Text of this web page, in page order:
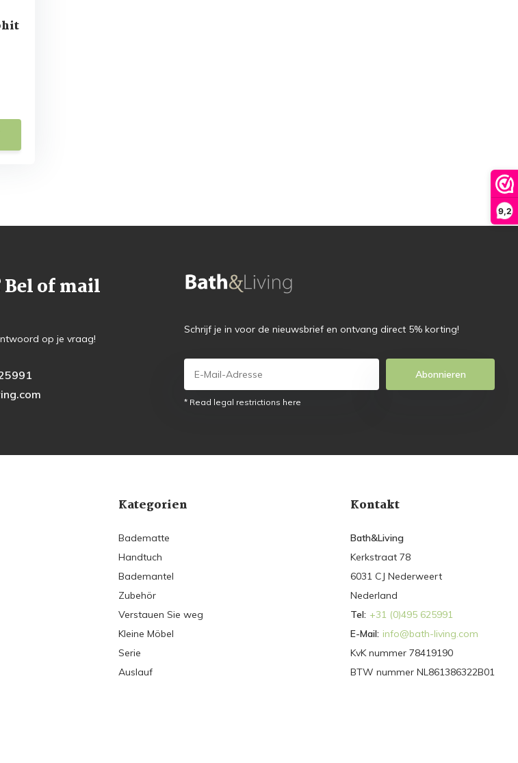
9,2
Bel of mail
op je vraag!
Schrijf je in voor de nieuwsbrief en ontvang direct 5% korting!
Abonnieren
* Read legal restrictions here
Kategorien
Badematte
Handtuch
Bademantel
Zubehör
Verstauen Sie weg
Kleine Möbel
Serie
Auslauf
Kontakt
Bath&Living
Kerkstraat 78
6031 CJ Nederweert
Nederland
Tel: +31 (0)495 625991
E-Mail: info@bath-living.com
KvK nummer 78419190
BTW nummer NL861386322B01